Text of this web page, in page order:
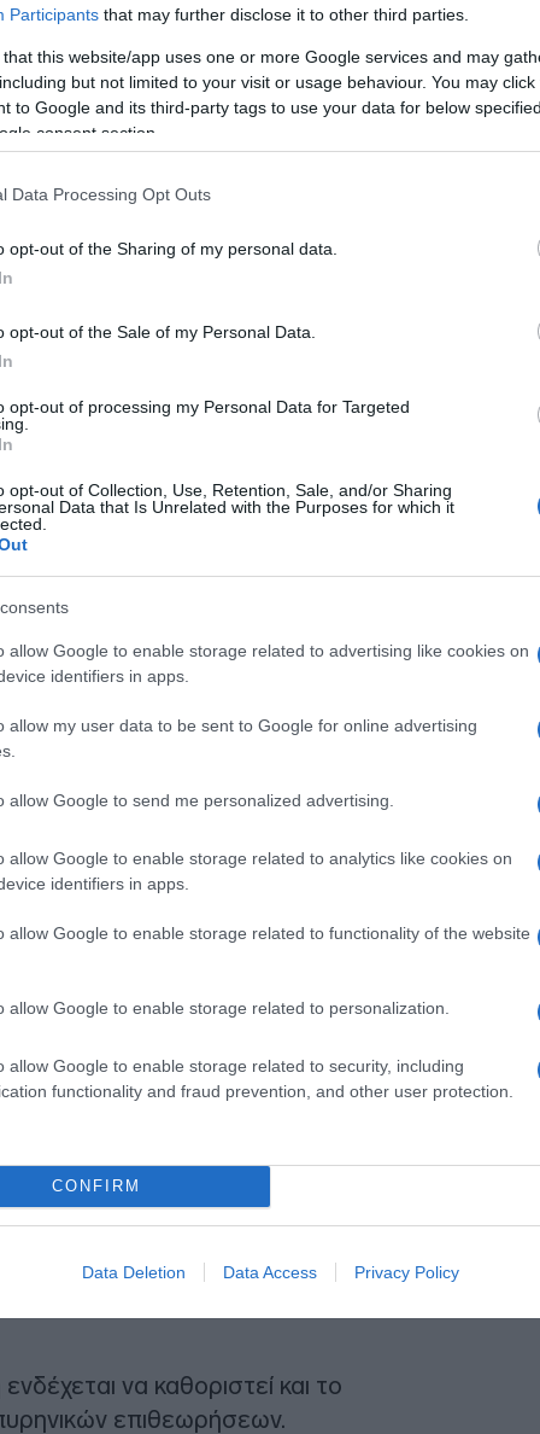
Participants that may further disclose it to other third parties.
that this website/app uses one or more Google services and may
but not limited to your visit or usage behaviour. You may
to Google and its third-party tags to use your data for below
consent section.
Data Processing Opt Outs
opt-out of the Sharing of my personal data.
opt-out of the Sale of my Personal Data.
opt-out of processing my Personal Data for Targeted
opt-out of Collection, Use, Retention, Sale, and/or Sharing
Data that Is Unrelated with the Purposes for which it
allow Google to enable storage related to advertising like cookies on
identifiers in apps.
allow my user data to be sent to Google for online advertising
allow Google to send me personalized advertising.
allow Google to enable storage related to analytics like cookies on
identifiers in apps.
allow Google to enable storage related to functionality of the website
allow Google to enable storage related to personalization.
allow Google to enable storage related to security, including
functionality and fraud prevention, and other user protection.
CONFIRM
Data Deletion Data Access Privacy Policy
με απόλυτη σαφήνεια στο μνημόνιο
(
από τις δύο χώρες — θα
τελετή υπογραφής υποστήριξε ο
το χρονοδιάγραμμα που είχε αναφέρει
που πρέπει να διευθετηθούν,
μνημονίου, αλλά με την εφαρμογή
μη-δημοσιοποίηση του εγγράφου.
αρκετούς παράγοντες
βοήθησαν σημαντικά στη
συμφωνίας και τότε ο πρόεδρος
ανακοίνωσή της», πρόσθεσε.
Ιράν: Την Παρασκευή το
να καθοριστεί και το
επιθεωρήσεων.